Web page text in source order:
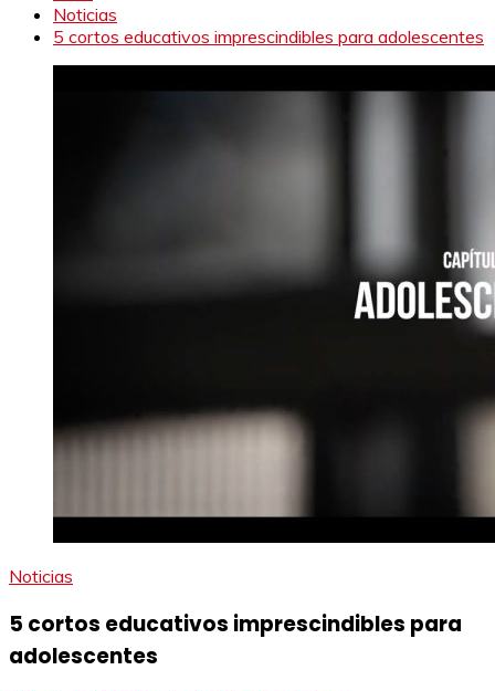
Noticias
5 cortos educativos imprescindibles para adolescentes
Noticias
5 cortos educativos imprescindibles para
adolescentes